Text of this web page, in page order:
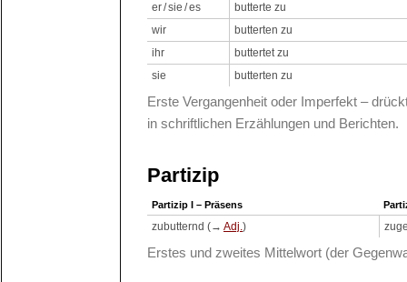
er / sie / es
butterte zu
wir
butterten zu
ihr
buttertet zu
sie
butterten zu
Erste Vergangenheit oder Imperfekt –
in schriftlichen Erzählungen und Berichten.
Partizip
Partizip I – Präsens
zubutternd (→ Adj.)
Erstes und zweites Mittelwort (der